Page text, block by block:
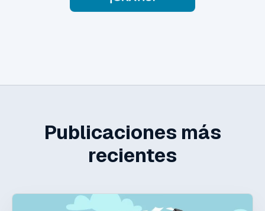
Publicaciones más
recientes